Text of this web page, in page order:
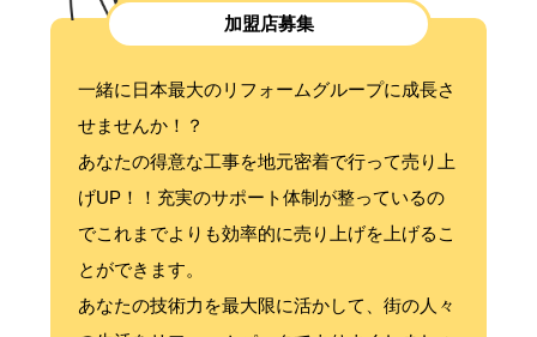
加盟店募集
一緒に日本最大のリフォームグループに成長さ
せませんか！？
あなたの得意な工事を地元密着で行って売り上
げUP！！充実のサポート体制が整っているの
でこれまでよりも効率的に売り上げを上げるこ
とができます。
あなたの技術力を最大限に活かして、街の人々